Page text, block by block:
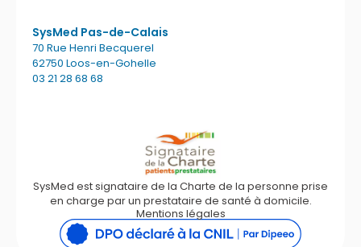
SysMed Pas-de-Calais
70 Rue Henri Becquerel
62750 Loos-en-Gohelle
03 21 28 68 68
SysMed est signataire de la Charte de la personne prise
en charge par un prestataire de santé à domicile.
Mentions légales